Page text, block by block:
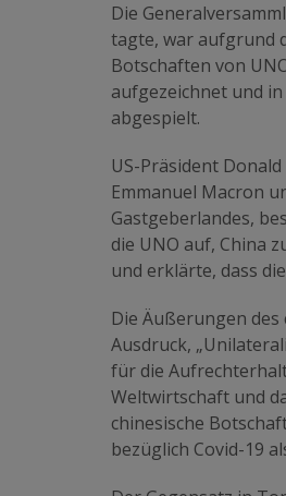
Die
tagte, war aufgrund
Botschaften von
aufgezeichnet und
abgespielt.
US-Präsident
Emmanuel Macron
Gastgeberlandes,
die UNO auf, China
und erklärte, dass
Die Äußerungen
Ausdruck,
für die
Weltwirtschaft und
chinesische
bezüglich Covid-19